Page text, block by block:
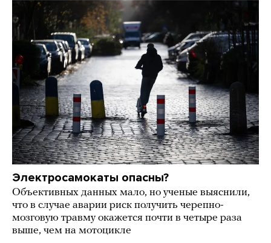
Электросамокаты опасны?
Объективных данных мало, но ученые выяснили,
что в случае аварии риск получить черепно-
мозговую травму окажется почти в четыре раза
выше, чем на мотоцикле